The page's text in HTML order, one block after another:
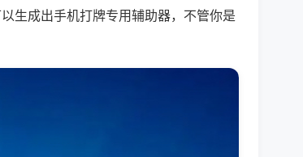
生成出手机打牌专用辅助器，不管你是